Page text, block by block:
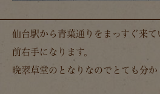
仙台駅から青葉通りをまっすぐ来
前右手になります。
晩翠草堂のとなりなのでとても分か